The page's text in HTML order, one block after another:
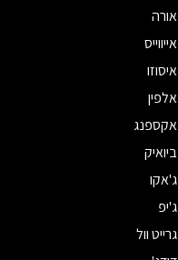
אורה
אייווייס
איסוזו
אלפין
אקספנג
ביואיק
ג'אקו
ג'יפ
גרייט וול